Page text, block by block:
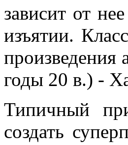
зависит от
изъятии.
произведения
годы 20 в.) -
Типичный
создать